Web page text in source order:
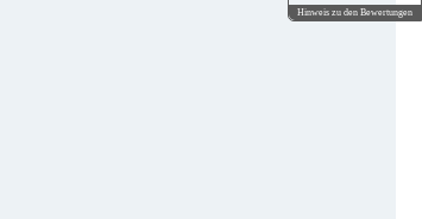
Hinweis zu den Bewertungen